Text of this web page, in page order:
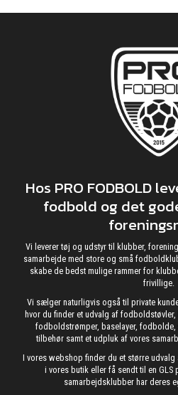
Hos PRO FODBOLD
fodbold og det
Vi leverer tøj og udstyr til klubber,
samarbejde med store og små
skabe de bedst mulige rammer for
frivillige.
Vi sælger naturligvis også til private
hvor du finder et udvalg af
fodboldstrømper, baselayer,
tilbehør samt et udpluk af vores
I vores webshop finder du et større
i vores butik eller få sendt til en
samarbejdsklubber har deres